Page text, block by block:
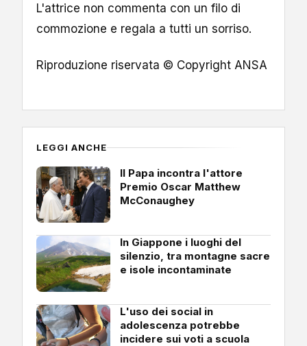
L'attrice non commenta con un filo di
commozione e regala a tutti un sorriso.
Riproduzione riservata © Copyright ANSA
LEGGI ANCHE
Il Papa incontra l'attore
Premio Oscar Matthew
McConaughey
In Giappone i luoghi del
silenzio, tra montagne sacre
e isole incontaminate
L'uso dei social in
adolescenza potrebbe
incidere sui voti a scuola